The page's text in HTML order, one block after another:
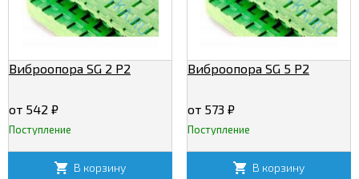
Виброопора SG 2 P2
от 542 ₽
Поступление
В корзину
Виброопора SG 5 P2
от 573 ₽
Поступление
В корзину